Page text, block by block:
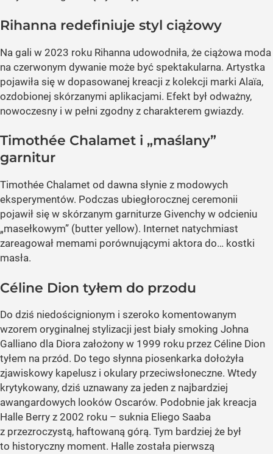
Rihanna redefiniuje styl ciążowy
Na gali w 2023 roku Rihanna udowodniła, że ciążowa moda
na czerwonym dywanie może być spektakularna. Artystka
pojawiła się w dopasowanej kreacji z kolekcji marki Alaïa,
ozdobionej skórzanymi aplikacjami. Efekt był odważny,
nowoczesny i w pełni zgodny z charakterem gwiazdy.
Timothée Chalamet i „maślany”
garnitur
Timothée Chalamet od dawna słynie z modowych
eksperymentów. Podczas ubiegłorocznej ceremonii
pojawił się w skórzanym garniturze Givenchy w odcieniu
„masełkowym” (butter yellow). Internet natychmiast
zareagował memami porównującymi aktora do… kostki
masła.
Céline Dion tyłem do przodu
Do dziś niedoścignionym i szeroko komentowanym
wzorem oryginalnej stylizacji jest biały smoking Johna
Galliano dla Diora założony w 1999 roku przez Céline Dion
tyłem na przód. Do tego słynna piosenkarka dołożyła
zjawiskowy kapelusz i okulary przeciwsłoneczne. Wtedy
krytykowany, dziś uznawany za jeden z najbardziej
awangardowych looków Oscarów. Podobnie jak kreacja
Halle Berry z 2002 roku – suknia Eliego Saaba
z przezroczystą, haftowaną górą. Tym bardziej że był
to historyczny moment. Halle została pierwszą